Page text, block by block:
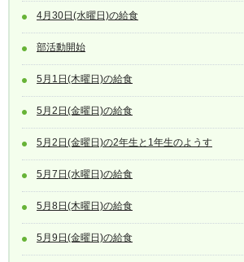
4月30日(水曜日)の給食
部活動開始
5月1日(木曜日)の給食
5月2日(金曜日)の給食
5月2日(金曜日)の2年生と1年生のようす
5月7日(水曜日)の給食
5月8日(木曜日)の給食
5月9日(金曜日)の給食